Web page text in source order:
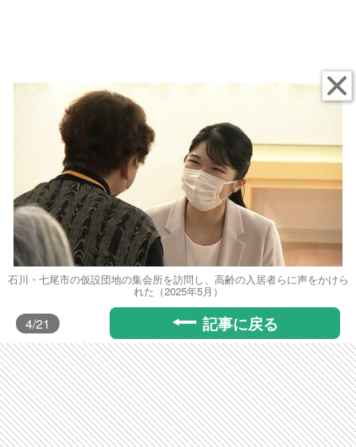
石川・七尾市の仮設団地の集会所を訪問し、高齢の入居者らに声をかけら
れた（2025年5月）
4/21 記事に戻る